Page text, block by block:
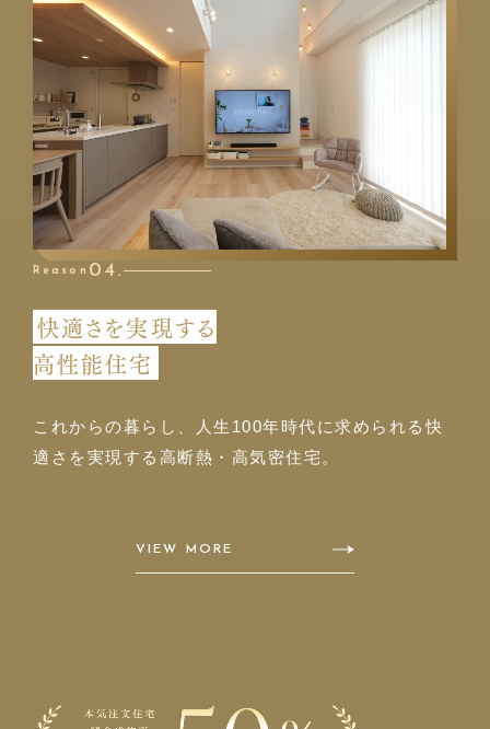
Reason 04.
快適さを実現する
高性能住宅
これからの暮らし、人生100年時代に求められる快
適さを実現する高断熱・高気密住宅。
VIEW MORE